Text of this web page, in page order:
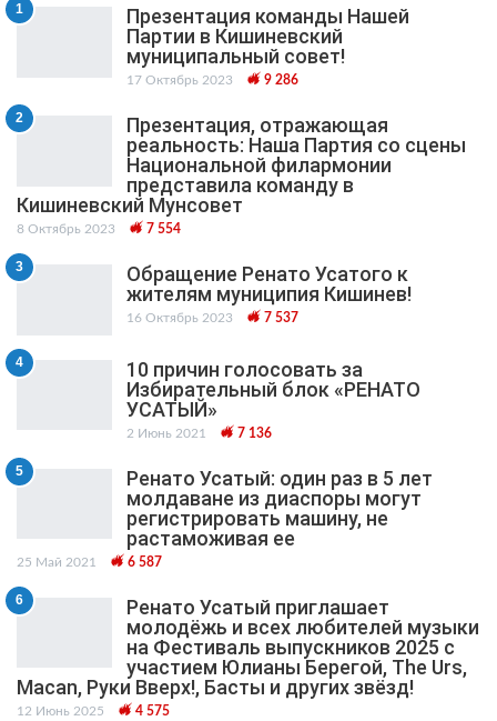
1
Презентация команды Нашей
Партии в Кишиневский
муниципальный cовет!
17 Октябрь 2023 9 286
2
Презентация, отражающая
реальность: Наша Партия со сцены
Национальной филармонии
представила команду в
Кишиневский Мунсовет
8 Октябрь 2023 7 554
3
Обращение Ренато Усатого к
жителям муниципия Кишинев!
16 Октябрь 2023 7 537
4
10 причин голосовать за
Избирательный блок «РЕНАТО
УСАТЫЙ»
2 Июнь 2021 7 136
5
Ренато Усатый: один раз в 5 лет
молдаване из диаспоры могут
регистрировать машину, не
растаможивая ее
25 Май 2021 6 587
6
Ренато Усатый приглашает
молодёжь и всех любителей музыки
на Фестиваль выпускников 2025 с
участием Юлианы Берегой, The Urs,
Macan, Руки Вверх!, Басты и других звёзд!
12 Июнь 2025 4 575